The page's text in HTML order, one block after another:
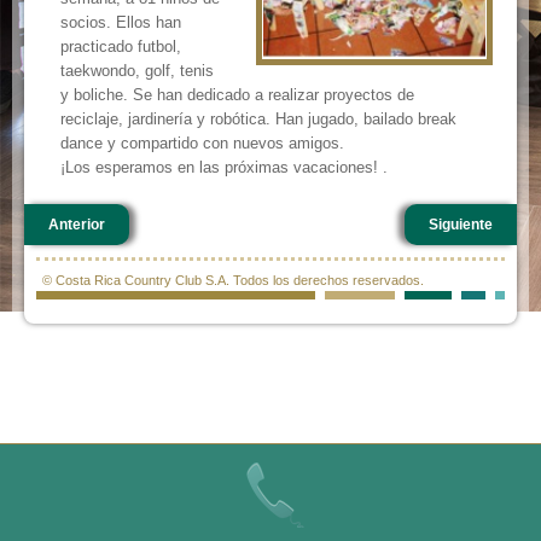
socios. Ellos han
practicado futbol,
taekwondo, golf, tenis
y boliche. Se han dedicado a realizar proyectos de
reciclaje, jardinería y robótica. Han jugado, bailado break
dance y compartido con nuevos amigos.
¡Los esperamos en las próximas vacaciones! .
Anterior Siguiente
© Costa Rica Country Club S.A. Todos los derechos reservados.